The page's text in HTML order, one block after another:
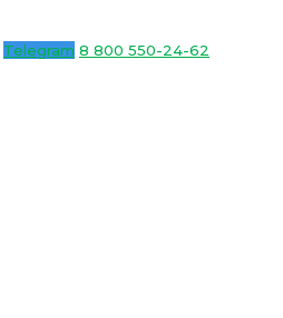
Telegram 8 800 550-24-62